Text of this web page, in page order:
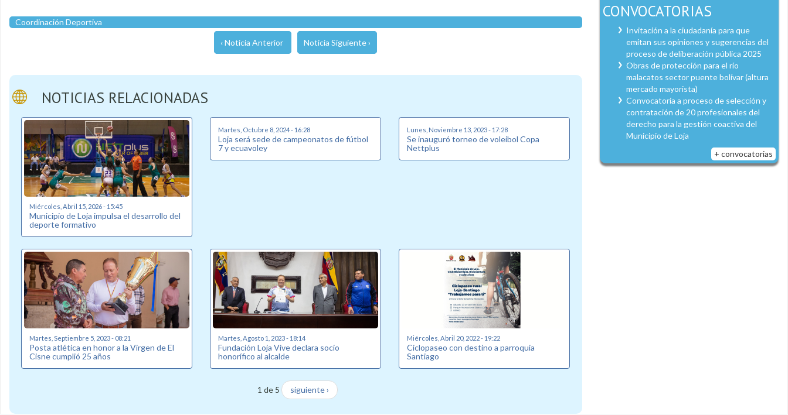
Coordinación Deportiva
‹ Noticia Anterior Noticia Siguiente ›
NOTICIAS RELACIONADAS
Miércoles, Abril 15, 2026 - 15:45
Municipio de Loja impulsa el desarrollo del
deporte formativo
Martes, Octubre 8, 2024 - 16:28
Loja será sede de campeonatos de fútbol
7 y ecuavoley
Lunes, Noviembre 13, 2023 - 17:28
Se inauguró torneo de voleibol Copa
Nettplus
Martes, Septiembre 5, 2023 - 08:21
Posta atlética en honor a la Virgen de El
Cisne cumplió 25 años
Martes, Agosto 1, 2023 - 18:14
Fundación Loja Vive declara socio
honorífico al alcalde
Miércoles, Abril 20, 2022 - 19:22
Ciclopaseo con destino a parroquia
Santiago
1 de 5 siguiente ›
CONVOCATORIAS
Invitación a la ciudadanía para que
emitan sus opiniones y sugerencias del
proceso de deliberación pública 2025
Obras de protección para el río
malacatos sector puente bolívar (altura
mercado mayorista)
Convocatoria a proceso de selección y
contratación de 20 profesionales del
derecho para la gestión coactiva del
Municipio de Loja
+ convocatorias